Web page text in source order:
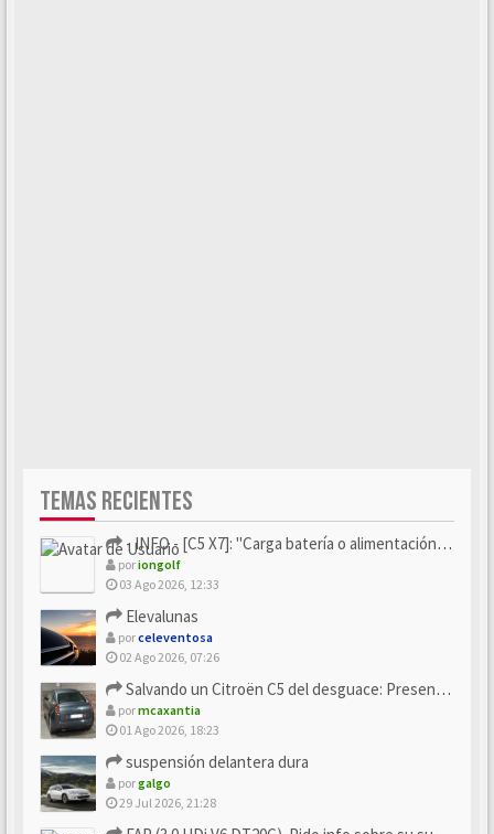
TEMAS RECIENTES
- INFO - [C5 X7]: "Carga batería o alimentación eléctri...
poriongolf
03 Ago 2026, 12:33
Elevalunas
porceleventosa
02 Ago 2026, 07:26
Salvando un Citroën C5 del desguace: Presentación y seguimiento
pormcaxantia
01 Ago 2026, 18:23
suspensión delantera dura
porgalgo
29 Jul 2026, 21:28